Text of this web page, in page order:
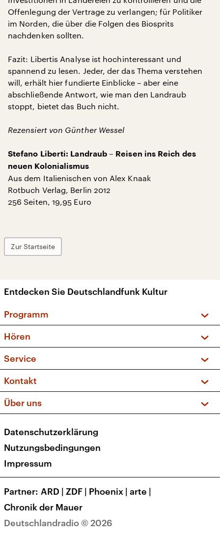
Offenlegung der Vertrage zu verlangen; für Politiker
im Norden, die über die Folgen des Biosprits
nachdenken sollten.
Fazit: Libertis Analyse ist hochinteressant und
spannend zu lesen. Jeder, der das Thema verstehen
will, erhält hier fundierte Einblicke – aber eine
abschließende Antwort, wie man den Landraub
stoppt, bietet das Buch nicht.
Rezensiert von Günther Wessel
Stefano Liberti: Landraub – Reisen ins Reich des
neuen Kolonialismus
Aus dem Italienischen von Alex Knaak
Rotbuch Verlag, Berlin 2012
256 Seiten, 19,95 Euro
Zur Startseite
Entdecken Sie Deutschlandfunk Kultur
Programm
Sendungen und Podcasts
Musikliste
Kakadu – Das Kinderprogramm
Hören
Frequenzen (UKW + DAB+)
Service
FAQ
Apps
Newsletter
Veranstaltungen
Kontakt
Social Media
Über uns
Presse
Karriere
Transparenz
Deutschlandradio © 2026
Datenschutzerklärung
Nutzungsbedingungen
Impressum
Partner ARD | ZDF | Phoenix | arte |
Chronik der Mauer